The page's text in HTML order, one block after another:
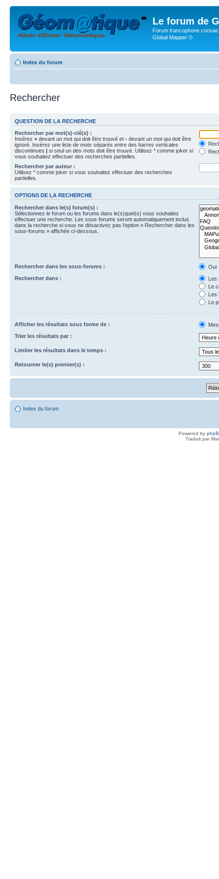
Le forum de
Forum francophone
Global Mapper ©
Index du forum
Rechercher
QUESTION DE LA RECHERCHE
Rechercher par mot(s)-clé(s) :
Insérez + devant un mot qui doit être trouvé et - devant un mot qui doit être
ignoré. Insérez une liste de mots séparés entre des barres verticales
discontinues | si seul un des mots doit être trouvé. Utilisez * comme joker si
vous souhaitez effectuer des recherches partielles.
Rechercher par auteur :
Utilisez * comme joker si vous souhaitez effectuer des recherches
partielles.
OPTIONS DE LA RECHERCHE
Rechercher dans le(s) forum(s) :
Sélectionnez le forum ou les forums dans le(s)quel(s) vous souhaitez
effectuer une recherche. Les sous-forums seront automatiquement inclus
dans la recherche si vous ne désactivez pas l’option « Rechercher dans les
sous-forums » affichée ci-dessous.
Rechercher dans les sous-forums :
Oui
Rechercher dans :
Les
Le
Les
Le
Afficher les résultats sous forme de :
Trier les résultats par :
Limiter les résultats dans le temps :
Retourner le(s) premier(s) :
Index du forum
Powered by
Traduit par